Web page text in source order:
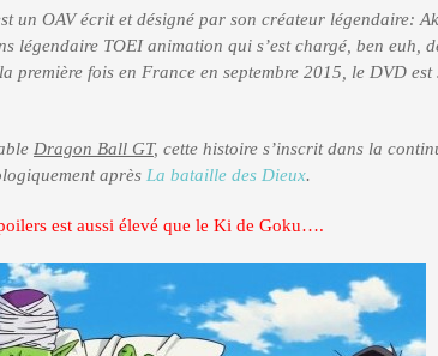
un OAV écrit et désigné par son créateur légendaire:
légendaire TOEI animation qui s’est chargé, ben euh,
première fois en France en septembre 2015, le DVD est
Dragon Ball GT, cette histoire s’inscrit dans la
après La bataille des Dieux.
est aussi élevé que le Ki de Goku….